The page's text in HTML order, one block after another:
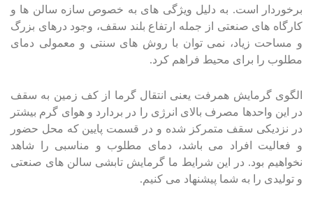
برخوردار است. به دلیل ویژگی های به خصوص سازه سالن ها و
کارگاه های صنعتی از جمله ارتفاع بلند سقف، وجود درهای بزرگ
و مساحت زیاد، نمی توان با روش های سنتی و معمولی دمای
مطلوب را برای محیط فراهم کرد.
الگوی گرمایش همرفت یعنی انتقال گرما از کف زمین به سقف
در این واحدها مصرف بالای انرژی را در بردارد و هوای گرم بیشتر
در نزدیکی سقف متمرکز شده و در قسمت پایین که محل حضور
و فعالیت افراد می باشد، دمای مطلوب و مناسبی را شاهد
نخواهیم بود. در این شرایط ما گرمایش تابشی سالن های صنعتی
و تولیدی را به شما پیشنهاد می کنیم.